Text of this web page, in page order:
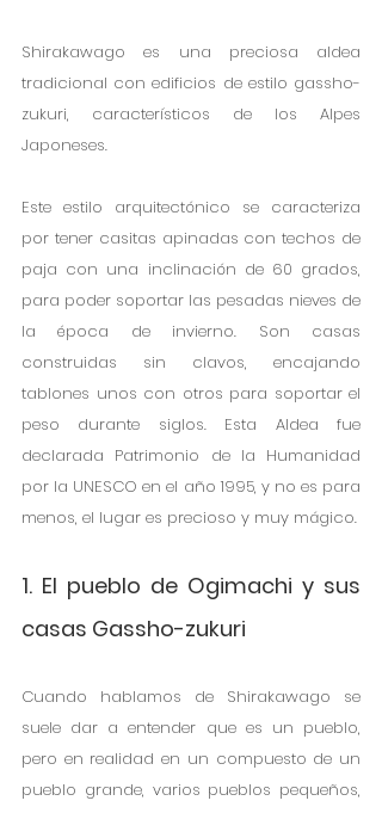
Shirakawago es una preciosa aldea
tradicional con edificios de estilo gassho-
zukuri, característicos de los Alpes
Japoneses.
Este estilo arquitectónico se caracteriza
por tener casitas apinadas con techos de
paja con una inclinación de 60 grados,
para poder soportar las pesadas nieves de
la época de invierno. Son casas
construidas sin clavos, encajando
tablones unos con otros para soportar el
peso durante siglos. Esta Aldea fue
declarada Patrimonio de la Humanidad
por la UNESCO en el año 1995, y no es para
menos, el lugar es precioso y muy mágico.
1. El pueblo de Ogimachi y sus
casas Gassho-zukuri
Cuando hablamos de Shirakawago se
suele dar a entender que es un pueblo,
pero en realidad en un compuesto de un
pueblo grande, varios pueblos pequeños,